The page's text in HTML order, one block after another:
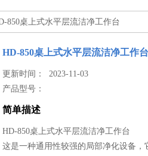
850桌上式水平层流洁净工作台
HD-850桌上式水平层流洁净工作台
更新时间： 2023-11-03
产品型号：
简单描述
HD-850桌上式水平层流洁净工作台
这是一种通用性较强的局部净化设备，